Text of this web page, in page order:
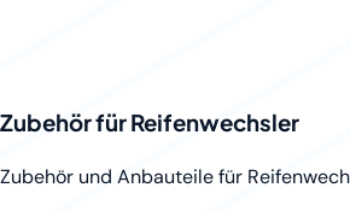
Zubehör für Reifenwechsler
Zubehör und Anbauteile für